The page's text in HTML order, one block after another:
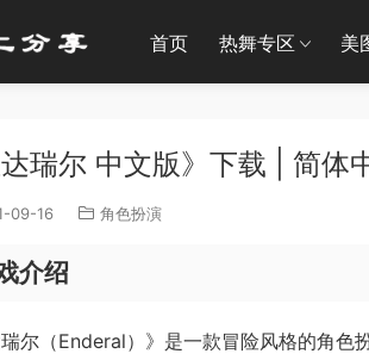
首页 热舞专区 美
达瑞尔 中文版》下载 | 简
09-16 角色扮演
介绍
瑞尔（Enderal）》是一款冒险风格的角